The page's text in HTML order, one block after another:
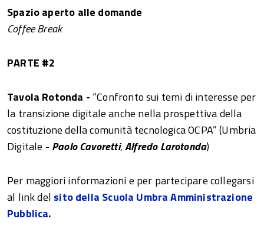
Spazio aperto alle domande
Coffee Break
PARTE #2
Tavola Rotonda - “Confronto sui temi di interesse per
la transizione digitale anche nella prospettiva della
costituzione della comunità tecnologica OCPA” (Umbria
Digitale - Paolo Cavoretti,Alfredo Larotonda)
Per maggiori informazioni e per partecipare collegarsi
al link del sito della Scuola Umbra Amministrazione
Pubblica.